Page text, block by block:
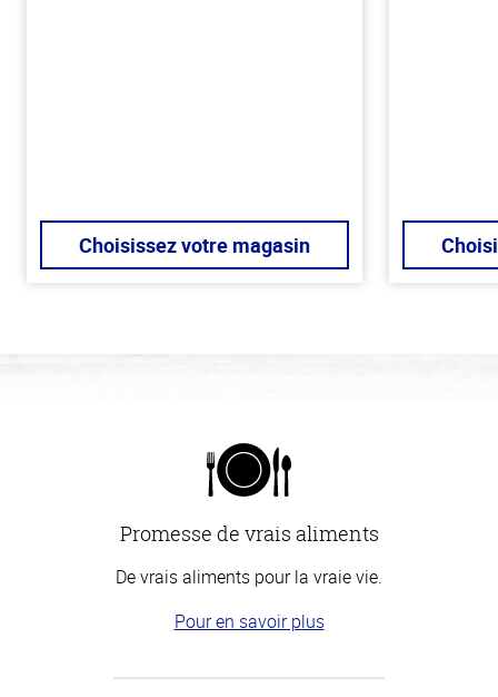
Choisissez votre magasin
Promesse de vrais aliments
De vrais aliments pour la vraie vie.
Pour en savoir plus